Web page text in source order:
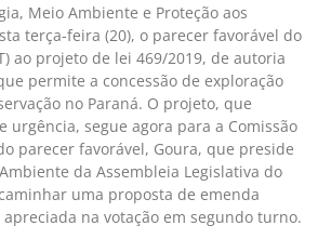
Meio Ambiente e Proteção aos
terça-feira (20), o parecer favorável do
ao projeto de lei 469/2019, de autoria
permite a concessão de exploração
no Paraná. O projeto, que
urgência, segue agora para a Comissão
parecer favorável, Goura, que preside
da Assembleia Legislativa do
uma proposta de emenda
na votação em segundo turno.